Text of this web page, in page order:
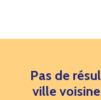
Pas de
ville